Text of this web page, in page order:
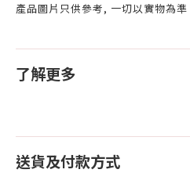
產品圖片只供參考, 一切以實物為準
了解更多
送貨及付款方式